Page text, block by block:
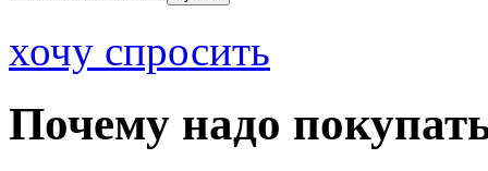
хочу спросить
Почему надо